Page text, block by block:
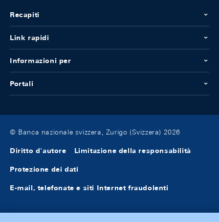
Recapiti
Link rapidi
Informazioni per
Portali
© Banca nazionale svizzera, Zurigo (Svizzera) 2026
Diritto d'autore Limitazione della responsabilità
Protezione dei dati
E-mail, telefonate e siti Internet fraudolenti